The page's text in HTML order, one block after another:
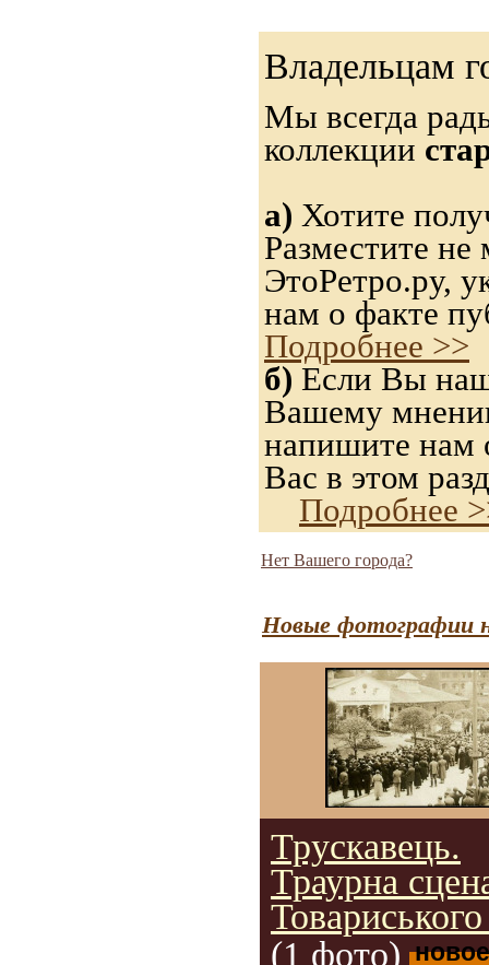
Владельцам
Мы всегда
коллекции
а) Хотите
Разместите
ЭтоРетро.ру,
нам о факте
Подробнее >>
б) Если Вы
Вашему
напишите нам
Вас в этом
Подробнее
Нет Вашего города?
Новые фотографии
Трускавець.
Траурна
(1 фото) новое